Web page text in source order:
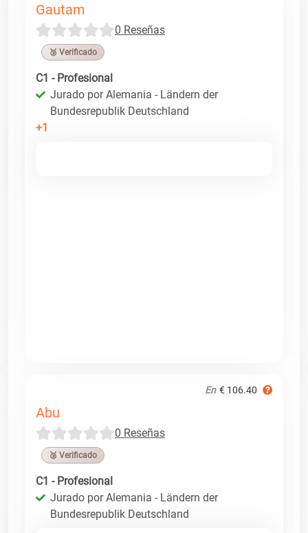
Gautam
0 Reseñas
🥉 Verificado
C1 - Profesional
Jurado por Alemania - Ländern der
Bundesrepublik Deutschland
+1
En € 106.40
Abu
0 Reseñas
🥉 Verificado
C1 - Profesional
Jurado por Alemania - Ländern der
Bundesrepublik Deutschland